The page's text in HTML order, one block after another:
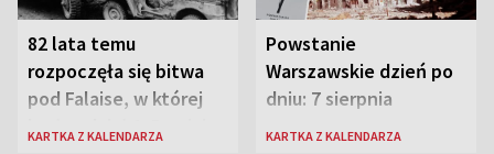
82 lata temu
rozpoczęła się bitwa
pod Falaise, w której
brała udział 1. Dywizja
KARTKA Z KALENDARZA
Powstanie
Warszawskie dzień po
dniu: 7 sierpnia
KARTKA Z KALENDARZA